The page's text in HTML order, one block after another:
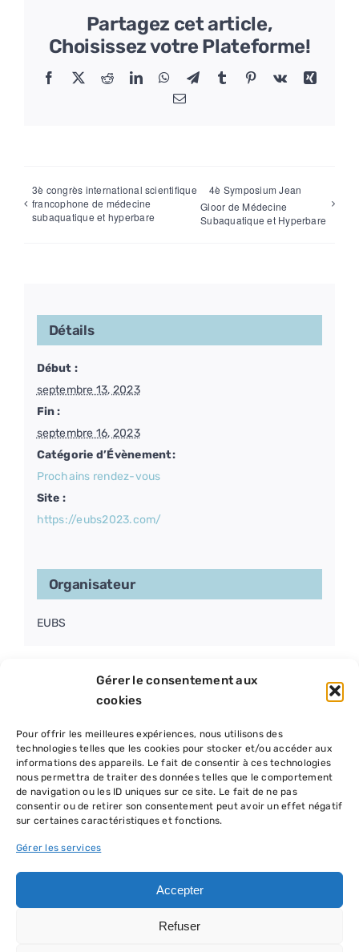
Gérer le consentement aux
cookies
Pour offrir les meilleures expériences, nous utilisons des
technologies telles que les cookies pour stocker et/ou accéder aux
informations des appareils. Le fait de consentir à ces technologies
nous permettra de traiter des données telles que le comportement
de navigation ou les ID uniques sur ce site. Le fait de ne pas
consentir ou de retirer son consentement peut avoir un effet négatif
sur certaines caractéristiques et fonctions.
Gérer les services
Accepter
Refuser
Partagez cet article,
Choisissez votre Plateforme!
Facebook
X RedditLinkedInWhatsApp
TelegramTumblr Pinterest
Vk
Xing
Email
3è congrès international scientifique
francophone de médecine
subaquatique et hyperbare
4è Symposium Jean
Gloor de Médecine
Subaquatique et Hyperbare
Détails
Début :
septembre 13, 2023
Fin :
septembre 16, 2023
Catégorie d’Évènement:
Prochains rendez-vous
Site :
https://eubs2023.com/
Organisateur
EUBS